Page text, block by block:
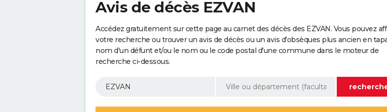
Avis de décès EZVAN
Accédez gratuitement sur cette page au carnet des décès des EZVAN. Vous pouvez
votre recherche ou trouver un avis de décès ou un avis d'obsèques plus ancien en
nom d'un défunt et/ou le nom ou le code postal d'une commune dans le moteur de
recherche ci-dessous.